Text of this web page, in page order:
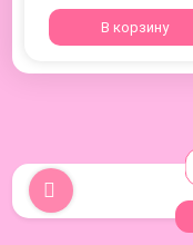
В корзину